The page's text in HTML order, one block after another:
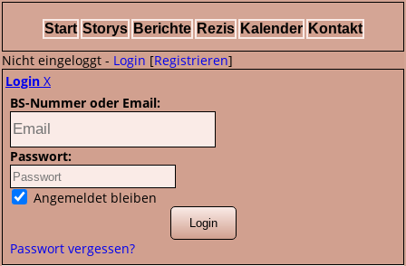
Start Storys Berichte Rezis Kalender Kontakt
Nicht eingeloggt - Login [Registrieren]
Login X
BS-Nummer oder Email:
Passwort:
Angemeldet bleiben
Passwort vergessen?